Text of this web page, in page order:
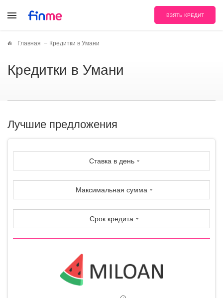
ВЗЯТЬ КРЕДИТ
Главная Кредитки в Умани
Кредитки в Умани
Лучшие предложения
Ставка в день
Максимальная сумма
Срок кредита